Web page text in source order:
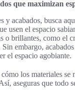
que maximizan
y acabados, busca
usen el espacio
o brillantes, como el
embargo,
el espacio agobiante.
los materiales se
aseguras que todo